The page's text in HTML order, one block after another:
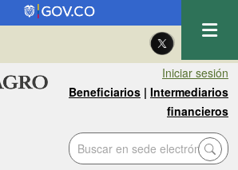
| Eng
Iniciar sesión
Beneficiarios | Intermediarios
financieros